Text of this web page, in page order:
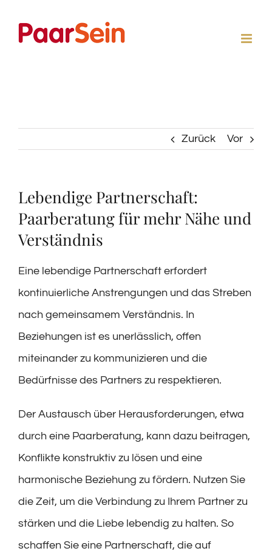
Inhalt
Zurück Vor
Lebendige Partnerschaft:
Paarberatung für mehr Nähe und
Verständnis
Eine lebendige Partnerschaft erfordert
kontinuierliche Anstrengungen und das Streben
nach gemeinsamem Verständnis. In
Beziehungen ist es unerlässlich, offen
miteinander zu kommunizieren und die
Bedürfnisse des Partners zu respektieren.
Der Austausch über Herausforderungen, etwa
durch eine Paarberatung, kann dazu beitragen,
Konflikte konstruktiv zu lösen und eine
harmonische Beziehung zu fördern. Nutzen Sie
die Zeit, um die Verbindung zu Ihrem Partner zu
stärken und die Liebe lebendig zu halten. So
schaffen Sie eine Partnerschaft, die auf